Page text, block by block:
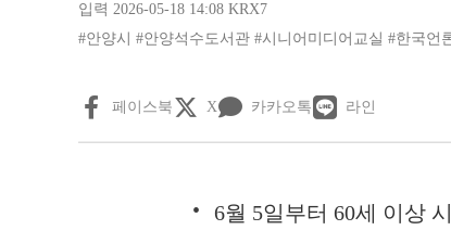
입력 2026-05-18 14:08 KRX7
#안양시
#안양석수도서관 #시니어미디어교실 #한국언
페이스북 X 카카오톡 라인
6월 5일부터 60세 이상